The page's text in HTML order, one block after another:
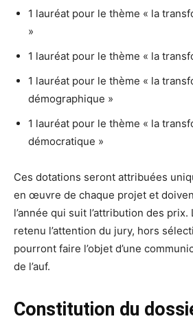
1 lauréat pour le thème « la
»
1 lauréat pour le thème « la
1 lauréat pour le thème « la
démographique »
1 lauréat pour le thème « la
démocratique »
Ces dotations seront attribuées
en œuvre de chaque projet et
l’année qui suit l’attribution des
retenu l’attention du jury, hors
pourront faire l’objet d’une
de l’auf.
Constitution du